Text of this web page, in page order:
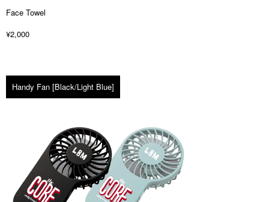
Face Towel
¥2,000
Handy Fan [Black/Light Blue]